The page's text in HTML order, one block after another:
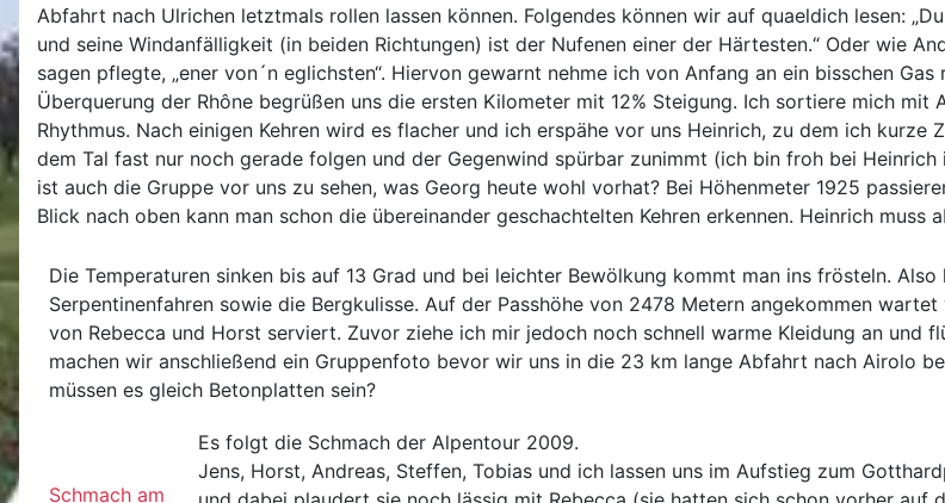
Abfahrt nach Ulrichen letztmals rollen lassen können. Folgendes können wir auf quaeldich lesen:
und seine Windanfälligkeit (in beiden Richtungen) ist der Nufenen einer der Härtesten.“ Oder wie
sagen pflegte, „ener von´n eglichsten“. Hiervon gewarnt nehme ich von Anfang an ein bisschen
Überquerung der Rhône begrüßen uns die ersten Kilometer mit 12% Steigung. Ich sortiere mich
Rhythmus. Nach einigen Kehren wird es flacher und ich erspähe vor uns Heinrich, zu dem ich
dem Tal fast nur noch gerade folgen und der Gegenwind spürbar zunimmt (ich bin froh bei
ist auch die Gruppe vor uns zu sehen, was Georg heute wohl vorhat? Bei Höhenmeter 1925
Blick nach oben kann man schon die übereinander geschachtelten Kehren erkennen. Heinrich
Die Temperaturen sinken bis auf 13 Grad und bei leichter Bewölkung kommt man ins frösteln.
Serpentinenfahren sowie die Bergkulisse. Auf der Passhöhe von 2478 Metern angekommen
von Rebecca und Horst serviert. Zuvor ziehe ich mir jedoch noch schnell warme Kleidung an und
machen wir anschließend ein Gruppenfoto bevor wir uns in die 23 km lange Abfahrt nach Airolo
müssen es gleich Betonplatten sein?
Schmach am
Es folgt die Schmach der Alpentour 2009.
Jens, Horst, Andreas, Steffen, Tobias und ich lassen uns im Aufstieg zum